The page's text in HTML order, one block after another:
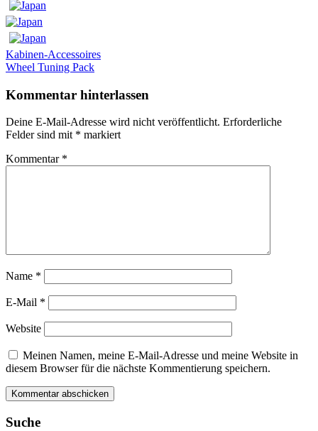
Beitrags-
Navigation
Vorheriger
Beitrag:
Kabinen-Accessoires
Nächster
Wheel Tuning Pack
Kommentar hinterlassen
Deine E-Mail-Adresse wird nicht veröffentlicht. Erforderliche
Felder sind mit * markiert
Kommentar *
Name *
E-Mail *
Website
Meinen Namen, meine E-Mail-Adresse und meine Website in
diesem Browser für die nächste Kommentierung speichern.
Suche